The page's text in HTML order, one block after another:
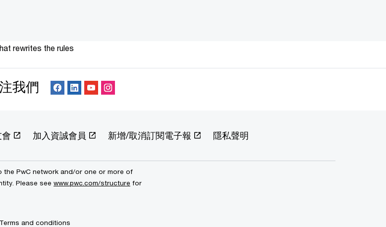
rewrites the rules
我們
加入資誠會員 新增/取消訂閱電子報 隱私聲明
the PwC network and/or one or more of
Please see www.pwc.com/structure for
Terms and conditions